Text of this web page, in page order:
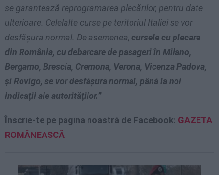
se garantează reprogramarea plecărilor, pentru date
ulterioare. Celelalte curse pe teritoriul Italiei se vor
desfăşura normal. De asemenea, cursele cu plecare
din România, cu debarcare de pasageri în Milano,
Bergamo, Brescia, Cremona, Verona, Vicenza Padova,
şi Rovigo, se vor desfăşura normal, până la noi
indicaţii ale autorităţilor.”
Înscrie-te pe pagina noastră de Facebook: GAZETA
ROMÂNEASCĂ